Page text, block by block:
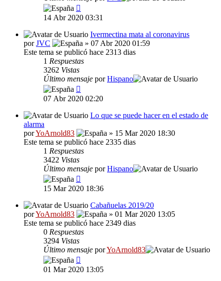
14 Abr 2020 03:31
Ivermectina mata al coronavirus
porJVC
» 07 Abr 2020 01:59
Este tema se publicó hace 2313 dias
1 Respuestas
3262 Vistas
Último mensaje porHispano
07 Abr 2020 02:20
Lo que se puede hacer en el estado de
alarma
porYoArnold83
» 15 Mar 2020 18:30
Este tema se publicó hace 2335 dias
1 Respuestas
3422 Vistas
Último mensaje porHispano
15 Mar 2020 18:36
Cabañuelas 2019/20
porYoArnold83
» 01 Mar 2020 13:05
Este tema se publicó hace 2349 dias
0 Respuestas
3294 Vistas
Último mensaje porYoArnold83
01 Mar 2020 13:05